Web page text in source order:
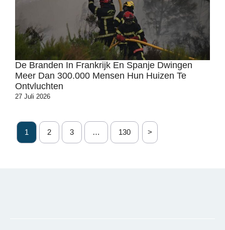
De Branden In Frankrijk En Spanje Dwingen
Meer Dan 300.000 Mensen Hun Huizen Te
Ontvluchten
27 Juli 2026
1 2 3 … 130 >